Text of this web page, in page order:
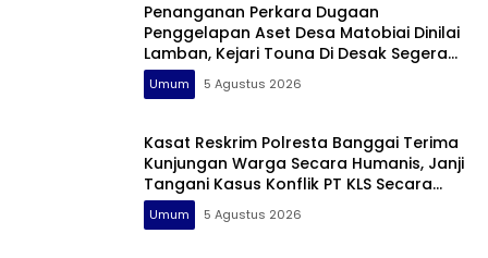
Penanganan Perkara Dugaan
Penggelapan Aset Desa Matobiai Dinilai
Lamban, Kejari Touna Di Desak Segera
Limpahkan Berkas
Umum 5 Agustus 2026
Kasat Reskrim Polresta Banggai Terima
Kunjungan Warga Secara Humanis, Janji
Tangani Kasus Konflik PT KLS Secara
Profesional
Umum 5 Agustus 2026